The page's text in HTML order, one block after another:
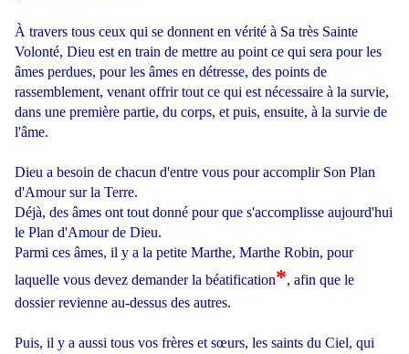
À travers tous ceux qui se donnent en vérité à Sa très Sainte
Volonté, Dieu est en train de mettre au point ce qui sera pour les
âmes perdues, pour les âmes en détresse, des points de
rassemblement, venant offrir tout ce qui est nécessaire à la survie,
dans une première partie, du corps, et puis, ensuite, à la survie de
l'âme.
Dieu a besoin de chacun d'entre vous pour accomplir Son Plan
d'Amour sur la Terre.
Déjà, des âmes ont tout donné pour que s'accomplisse aujourd'hui
le Plan d'Amour de Dieu.
Parmi ces âmes, il y a la petite Marthe, Marthe Robin, pour
laquelle vous devez demander la béatification*, afin que le
dossier revienne au-dessus des autres.
Puis, il y a aussi tous vos frères et sœurs, les saints du Ciel, qui